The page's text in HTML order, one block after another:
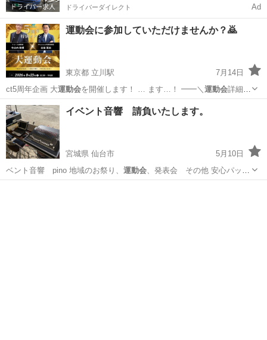
ドライバーダイレクト Ad
運動会に参加していただけませんか？🙇
東京都 立川駅
7月14日
ct5周年企画 大運動会 を開催します！ … ます…！ ━━＼ 運動会詳細／
━━ ■開… トとして登壇！運動会 参加者限定の、 シ… ！ 2026年の運
動会は、 参加すること…
東京 立川市 立川駅 その他 運動会
イベント音響 請負いたします。
宮城県 仙台市
5月10日
ベント音響 pino 地域のお祭り、 運動会、発表会 その他 安心パック
１００…